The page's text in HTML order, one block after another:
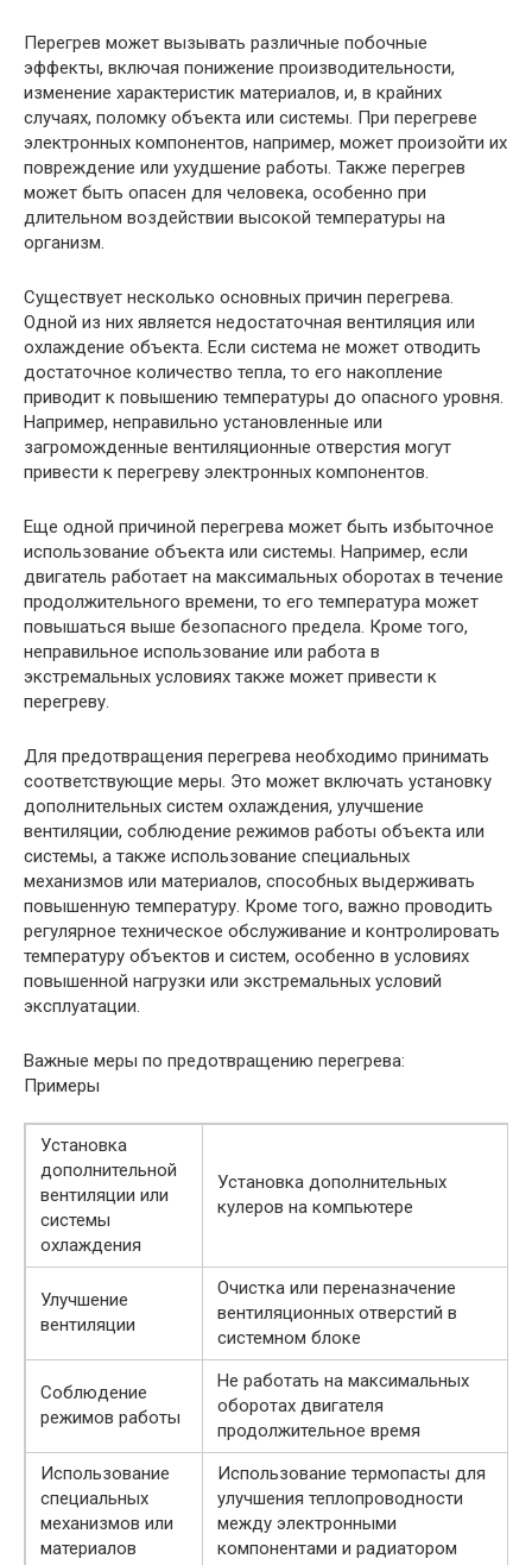
Перегрев может вызывать различные побочные
эффекты, включая понижение производительности,
изменение характеристик материалов, и, в крайних
случаях, поломку объекта или системы. При перегреве
электронных компонентов, например, может произойти их
повреждение или ухудшение работы. Также перегрев
может быть опасен для человека, особенно при
длительном воздействии высокой температуры на
организм.
Существует несколько основных причин перегрева.
Одной из них является недостаточная вентиляция или
охлаждение объекта. Если система не может отводить
достаточное количество тепла, то его накопление
приводит к повышению температуры до опасного уровня.
Например, неправильно установленные или
загроможденные вентиляционные отверстия могут
привести к перегреву электронных компонентов.
Еще одной причиной перегрева может быть избыточное
использование объекта или системы. Например, если
двигатель работает на максимальных оборотах в течение
продолжительного времени, то его температура может
повышаться выше безопасного предела. Кроме того,
неправильное использование или работа в
экстремальных условиях также может привести к
перегреву.
Для предотвращения перегрева необходимо принимать
соответствующие меры. Это может включать установку
дополнительных систем охлаждения, улучшение
вентиляции, соблюдение режимов работы объекта или
системы, а также использование специальных
механизмов или материалов, способных выдерживать
повышенную температуру. Кроме того, важно проводить
регулярное техническое обслуживание и контролировать
температуру объектов и систем, особенно в условиях
повышенной нагрузки или экстремальных условий
эксплуатации.
Важные меры по предотвращению перегрева:
Примеры
Установка
дополнительной
вентиляции или
системы
охлаждения
Установка дополнительных
кулеров на компьютере
Улучшение
вентиляции
Очистка или переназначение
вентиляционных отверстий в
системном блоке
Соблюдение
режимов работы
Не работать на максимальных
оборотах двигателя
продолжительное время
Использование
специальных
механизмов или
материалов
Использование термопасты для
улучшения теплопроводности
между электронными
компонентами и радиатором